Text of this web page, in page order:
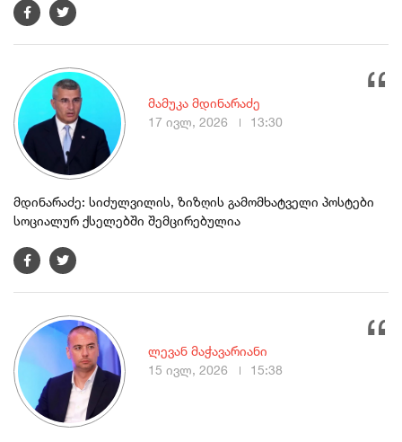
მდინარაძე: სიძულვილის, ზიზღის გამომხატველი პოსტები
სოციალურ ქსელებში შემცირებულია
მამუკა მდინარაძე
17 ივლ, 2026
13:30
ლევან მაჭავარიანი
15 ივლ, 2026
15:38